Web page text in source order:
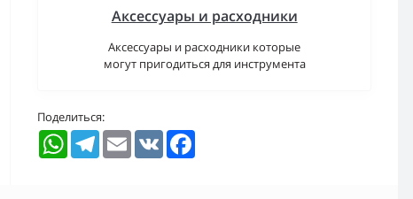
Аксессуары и расходники
Аксессуары и расходники которые
могут пригодиться для инструмента
Поделиться:
WhatsAppTelegramEmail VK